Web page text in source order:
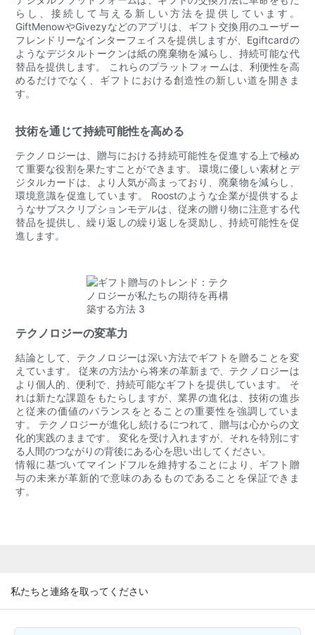
らし、接続して与える新しい方法を提供しています。
GiftMenowやGivezyなどのアプリは、ギフト交換用のユーザー
フレンドリーなインターフェイスを提供しますが、Egiftcardの
ようなデジタルトークンは紙の廃棄物を減らし、持続可能な代
替品を提供します。 これらのプラットフォームは、利便性を高
めるだけでなく、ギフトにおける創造性の新しい道を開きま
す。
技術を通じて持続可能性を高める
テクノロジーは、贈与における持続可能性を促進する上で極め
て重要な役割を果たすことができます。 環境に優しい素材とデ
ジタルカードは、より人気が高まっており、廃棄物を減らし、
環境意識を促進しています。 Roostのような企業が提供するよ
うなサブスクリプションモデルは、従来の贈り物に注意する代
替品を提供し、繰り返しの繰り返しを奨励し、持続可能性を促
進します。
テクノロジーの変革力
結論として、テクノロジーは深い方法でギフトを贈ることを変
えています。 従来の方法から将来の革新まで、テクノロジーは
より個人的、便利で、持続可能なギフトを提供しています。 そ
れは新たな課題をもたらしますが、業界の進化は、技術の進歩
と従来の価値のバランスをとることの重要性を強調していま
す。 テクノロジーが進化し続けるにつれて、贈与は心からの文
化的実践のままです。 変化を受け入れますが、それを特別にす
る人間のつながりの背後にある心を思い出してください。
情報に基づいてマインドフルを維持することにより、ギフト贈
与の未来が革新的で意味のあるものであることを保証できま
す。
私たちと連絡を取ってください